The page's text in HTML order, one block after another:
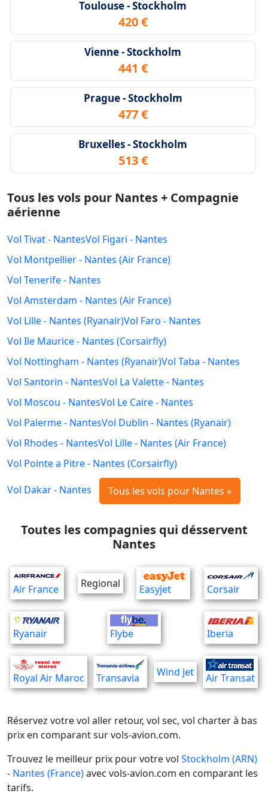
Toulouse - Stockholm
420 €
Vienne - Stockholm
441 €
Prague - Stockholm
477 €
Bruxelles - Stockholm
513 €
Tous les vols pour Nantes + Compagnie
aérienne
Vol Tivat - NantesVol Figari - Nantes
Vol Montpellier - Nantes (Air France)
Vol Tenerife - Nantes
Vol Amsterdam - Nantes (Air France)
Vol Lille - Nantes (Ryanair)Vol Faro - Nantes
Vol Ile Maurice - Nantes (Corsairfly)
Vol Nottingham - Nantes (Ryanair)Vol Taba - Nantes
Vol Santorin - NantesVol La Valette - Nantes
Vol Moscou - NantesVol Le Caire - Nantes
Vol Palerme - NantesVol Dublin - Nantes (Ryanair)
Vol Rhodes - NantesVol Lille - Nantes (Air France)
Vol Pointe a Pitre - Nantes (Corsairfly)
Vol Dakar - Nantes Tous les vols pour Nantes »
Toutes les compagnies qui désservent
Nantes
Air France Regional Easyjet Corsair
Ryanair Flybe Iberia
Royal Air Maroc Transavia Wind Jet Air Transat
Réservez votre vol aller retour, vol sec, vol charter à bas
prix en comparant sur vols-avion.com.
Trouvez le meilleur prix pour votre vol Stockholm (ARN)
- Nantes (France)avec vols-avion.com en comparant les
tarifs.